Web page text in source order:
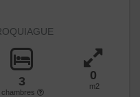
3
chambres
0
m2